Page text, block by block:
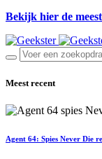
Bekijk hier de
Meest recent
Agent 64: Spies Never Die